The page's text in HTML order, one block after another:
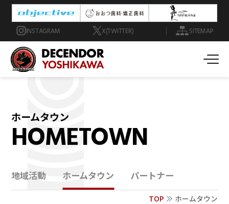
INSTAGRAM X(TWITTER) SITEMAP
ホームタウン
HOMETOWN
地域活動 ホームタウン パートナー
TOP ホームタウン